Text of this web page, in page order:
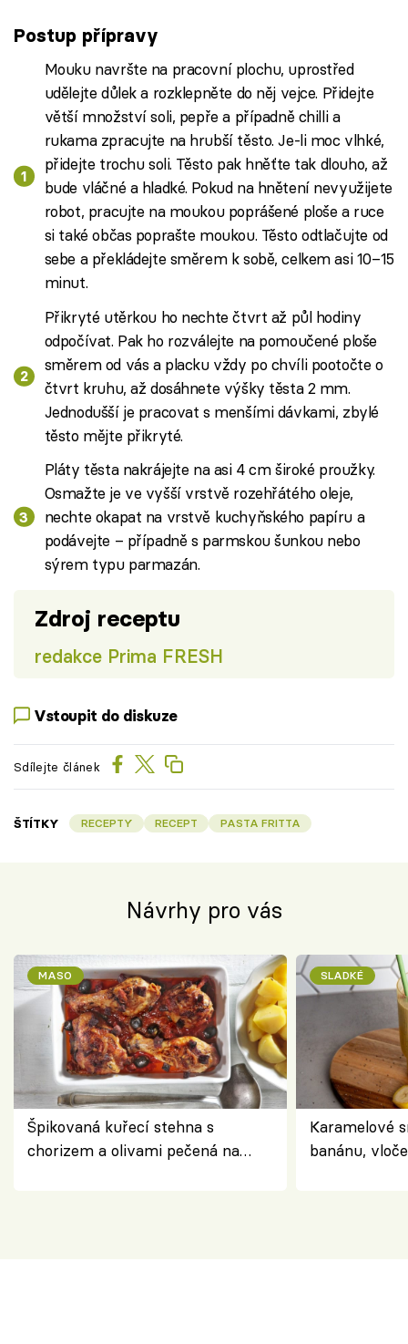
Postup přípravy
Mouku navršte na pracovní plochu, uprostřed
udělejte důlek a rozklepněte do něj vejce. Přidejte
větší množství soli, pepře a případně chilli a
rukama zpracujte na hrubší těsto. Je-li moc vlhké,
přidejte trochu soli. Těsto pak hněťte tak dlouho, až
bude vláčné a hladké. Pokud na hnětení nevyužijete
robot, pracujte na moukou poprášené ploše a ruce
si také občas poprašte moukou. Těsto odtlačujte od
sebe a překládejte směrem k sobě, celkem asi 10–15
minut.
Přikryté utěrkou ho nechte čtvrt až půl hodiny
odpočívat. Pak ho rozválejte na pomoučené ploše
směrem od vás a placku vždy po chvíli pootočte o
čtvrt kruhu, až dosáhnete výšky těsta 2 mm.
Jednodušší je pracovat s menšími dávkami, zbylé
těsto mějte přikryté.
Pláty těsta nakrájejte na asi 4 cm široké proužky.
Osmažte je ve vyšší vrstvě rozehřátého oleje,
nechte okapat na vrstvě kuchyňského papíru a
podávejte – případně s parmskou šunkou nebo
sýrem typu parmazán.
Zdroj receptu
redakce Prima FRESH
Vstoupit do diskuze
Sdílejte článek
ŠTÍTKY RECEPTY RECEPT PASTA FRITTA
Návrhy pro vás
MASO
Špikovaná kuřecí stehna s
chorizem a olivami pečená na
SLADKÉ
Karamelové
banánu,